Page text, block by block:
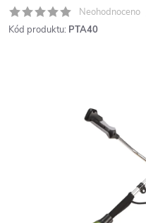
Neohodnoceno
Kód produktu: PTA40